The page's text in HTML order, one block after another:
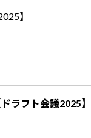
】
ラフト会議2025】